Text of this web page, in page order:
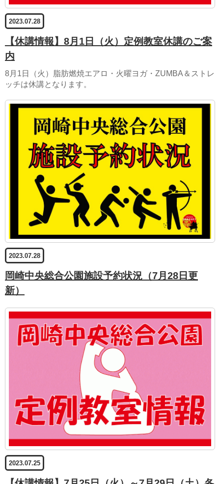
2023.07.28
【休講情報】8月1日（火）定例教室休講のご案
内
8月1日（火）脂肪燃焼エアロ・火曜ヨガ・ZUMBA＆ストレ
ッチは休講となります。
2023.07.28
岡崎中央総合公園施設予約状況（7月28日更
新）
2023.07.25